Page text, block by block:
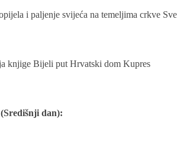
i paljenje svijeća na temeljima crkve
knjige Bijeli put Hrvatski dom Kupres
dan):